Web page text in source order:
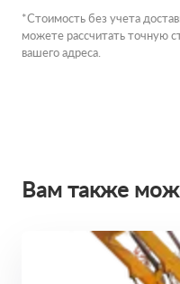
*Стоимость без учета
можете рассчитать точную
вашего адреса.
Вам также